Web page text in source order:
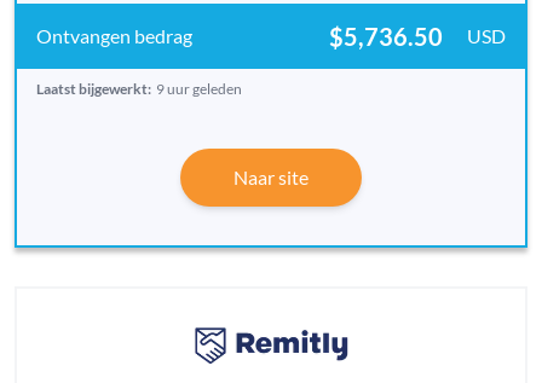
$5,736.50 USD
Laatst bijgewerkt: 9 uur geleden
Naar site